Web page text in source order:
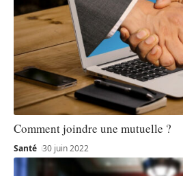
Comment joindre une mutuelle ?
Santé 30 juin 2022